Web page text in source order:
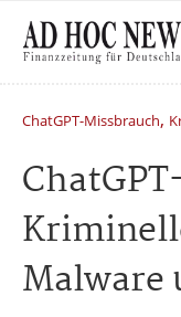
ChatGPT-Missbrauch,
Malware